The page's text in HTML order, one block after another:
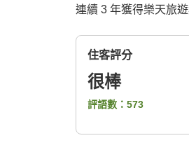
連續 3 年獲得樂天旅
住客評分
很棒
評語數： 573